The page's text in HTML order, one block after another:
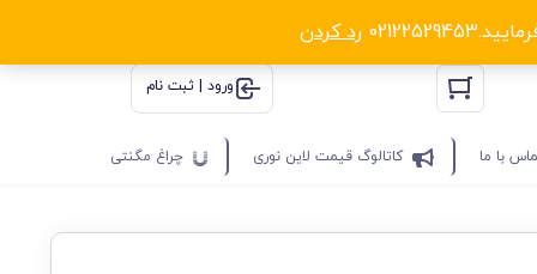
رد کردن
ورود | ثبت نام
با ما کاتالوگ قیمت لاین نوری چراغ مگنتی